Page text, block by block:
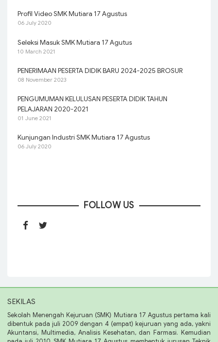
Profil Video SMK Mutiara 17 Agustus
06 July 2020
Seleksi Masuk SMK Mutiara 17 Agutus
10 March 2021
PENERIMAAN PESERTA DIDIK BARU 2024-2025 BROSUR
08 November 2023
PENGUMUMAN KELULUSAN PESERTA DIDIK TAHUN
PELAJARAN 2020-2021
01 June 2021
Kunjungan Industri SMK Mutiara 17 Agustus
06 July 2020
FOLLOW US
SEKILAS
Sekolah Menengah Kejuruan (SMK) Mutiara 17 Agustus pertama kali
dibentuk pada juli 2009 dengan 4 (empat) kejuruan yang ada, yakni
Akuntansi, Multimedia, Analisis Kesehatan, dan Farmasi. Kemudian